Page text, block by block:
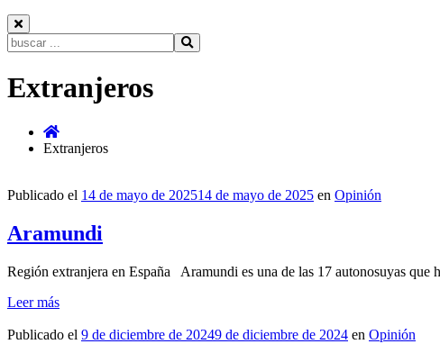
Buscar:
Ir
al
Extranjeros
Extranjeros
Publicado el 14 de mayo de 202514 de mayo de 2025 en Opinión
Aramundi
Región extranjera en España Aramundi es una de las 17 autonosuyas
Leer más
Publicado el 9 de diciembre de 20249 de diciembre de 2024 en Opinión